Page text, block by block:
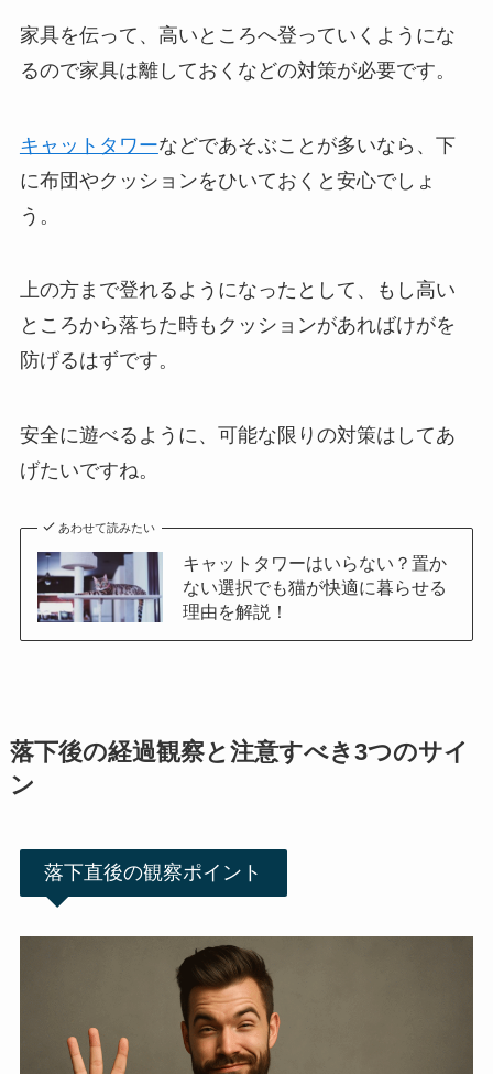
家具を伝って、高いところへ登っていくようにな
るので家具は離しておくなどの対策が必要です。
キャットタワーなどであそぶことが多いなら、下
に布団やクッションをひいておくと安心でしょ
う。
上の方まで登れるようになったとして、もし高い
ところから落ちた時もクッションがあればけがを
防げるはずです。
安全に遊べるように、可能な限りの対策はしてあ
げたいですね。
あわせて読みたい
キャットタワーはいらない？置か
ない選択でも猫が快適に暮らせる
理由を解説！
落下後の経過観察と注意すべき3つのサイ
ン
落下直後の観察ポイント